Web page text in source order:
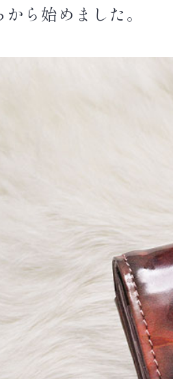
ら始めました。